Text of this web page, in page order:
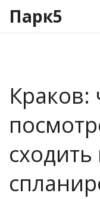
Парк5
Краков:
сходить